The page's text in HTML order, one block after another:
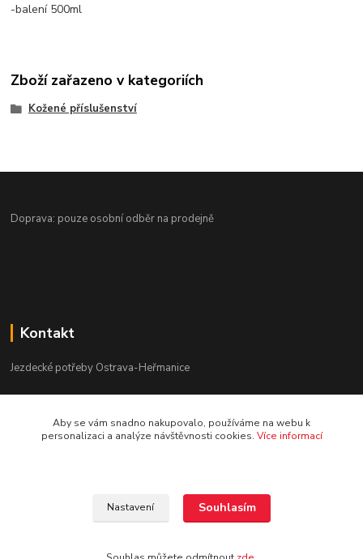
-balení 500ml
Zboží zařazeno v kategoriích
Kožené příslušenství
Doprava: pouze osobní odběr na prodejně
Kontakt
Jezdecké potřeby Ostrava-Heřmanice
Po-Pá 9:30 - 17:30
Aby se vám snadno nakupovalo, používáme na webu k
personalizaci a analýze návštěvnosti cookies. Více informací
Nastavení Souhlasím